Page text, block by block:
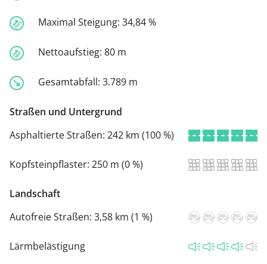
Maximal Steigung: 34,84 %
Nettoaufstieg: 80 m
Gesamtabfall: 3.789 m
Straßen und Untergrund
Asphaltierte Straßen: 242 km (100 %)
Kopfsteinpflaster: 250 m (0 %)
Landschaft
Autofreie Straßen: 3,58 km (1 %)
Lärmbelästigung